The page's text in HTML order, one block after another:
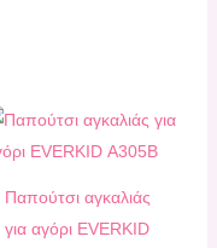
Παπούτσι αγκαλιάς
για αγόρι EVERKID